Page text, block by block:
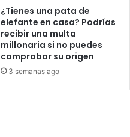
¿Tienes una pata de
elefante en casa? Podrías
recibir una multa
millonaria si no puedes
comprobar su origen
3 semanas ago